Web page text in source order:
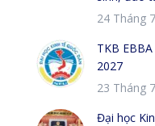
24 Tháng
TKB
2027
23 Tháng
Đại học